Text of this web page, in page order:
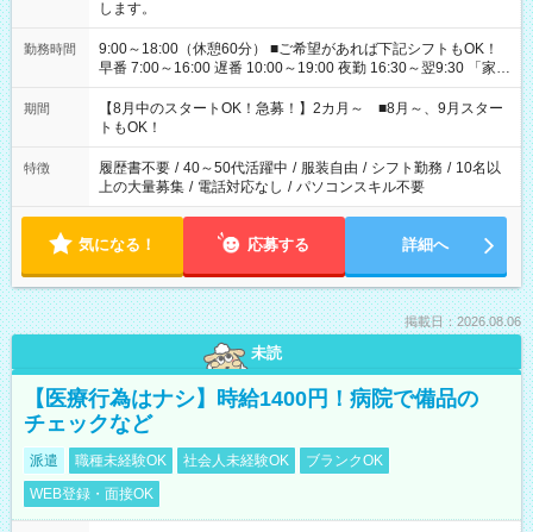
します。
勤務時間
9:00～18:00（休憩60分） ■ご希望があれば下記シフトもOK！
早番 7:00～16:00 遅番 10:00～19:00 夜勤 16:30～翌9:30 「家族
と休みを合わせたい」 「余裕を持って夕飯の準備がしたい」
「できれば残業はしたくない」 など、ご希望を教えてください
ね。 ※Wワーク希望の方へ 今ご覧のお仕事で希望する勤務時間
と、もう1つのお仕事の勤務時間。 合計で週40時間を超える場
合は応募できません。
期間
【8月中のスタートOK！急募！】2カ月～ ■8月～、9月スター
トもOK！
特徴 履歴書不要 / 40～50代活躍中 / 服装自由 / シフト勤務 / 10名以
上の大量募集 / 電話対応なし / パソコンスキル不要
気になる！ 応募する 詳細へ
掲載日：2026.08.06
未読
【医療行為はナシ】時給1400円！病院で備品の
チェックなど
派遣 職種未経験OK 社会人未経験OK
ブランクOK
WEB登録・面接OK